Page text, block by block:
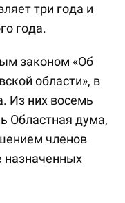
три года и
года.
законом «Об
области», в
Из них восемь
Областная дума,
членов
назначенных